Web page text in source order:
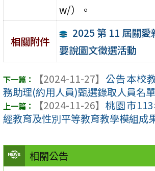
相關公告
w/）。
相關附件
2025 第 11 屆關
要說圖文徵選活動
【2024-11-27】 公告本校
務助理(約用人員)甄選錄取人員名單
【2024-11-26】 桃園市
經教育及性別平等教育教學模組成